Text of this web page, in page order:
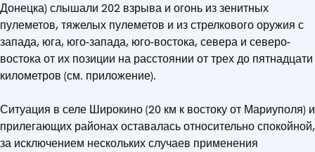
Донецка) слышали 202 взрыва и огонь из зенитных
пулеметов, тяжелых пулеметов и из стрелкового оружия с
запада, юга, юго-запада, юго-востока, севера и северо-
востока от их позиции на расстоянии от трех до пятнадцати
километров (см. приложение).
Ситуация в селе Широкино (20 км к востоку от Мариуполя) и
прилегающих районах оставалась относительно спокойной,
за исключением нескольких случаев применения